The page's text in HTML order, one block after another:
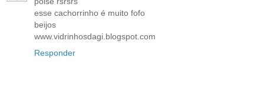
esse cachorrinho é muito fofo
beijos
www.vidrinhosdagi.blogspot.com
Responder